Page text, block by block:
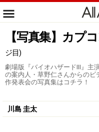
【写真集】カプ
ジ目)
劇場版『バイオハザードIII』主
の案内人・草野仁さんからの
作発表会の写真集はコチラ！
川島 圭太